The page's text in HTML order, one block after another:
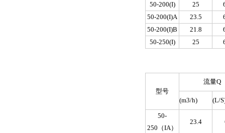
50-200(I)
25
50-200(I)A
23.5
50-200(I)B
21.8
50-250(I)
25
型号
流量Q
(m3/h) (L/
50-
250（IA）
23.4